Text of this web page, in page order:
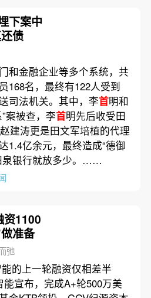
下案中
债
和金融企业等多个系统，共
168名，最终有122人受到
司法机关。其中，李首明和
案被查，李首明先后收受田
建涛更是田文军培植的代理
1.4亿余元，最终造成“德御
泉银行就放多少。……
资1100
准备
弛
的上一轮融资仅相差半
宣布，完成A+轮500万美